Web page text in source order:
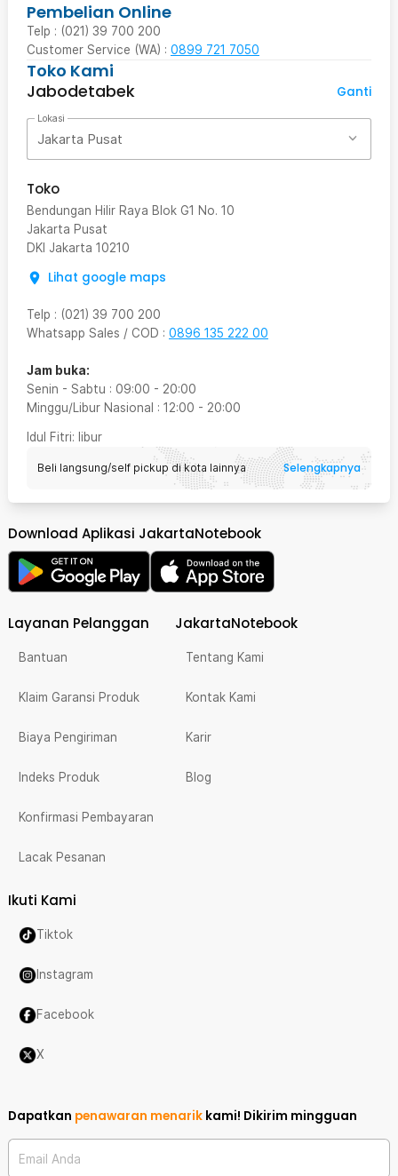
Pembelian Online
Telp : (021) 39 700 200
Customer Service (WA) : 0899 721 7050
Toko Kami
Jabodetabek
Ganti
Lokasi
Jakarta Pusat
Toko
Bendungan Hilir Raya Blok G1 No. 10
Jakarta Pusat
DKI Jakarta 10210
Lihat google maps
Telp : (021) 39 700 200
Whatsapp Sales / COD : 0896 135 222 00
Jam buka:
Senin - Sabtu : 09:00 - 20:00
Minggu/Libur Nasional : 12:00 - 20:00
Idul Fitri: libur
Beli langsung/self pickup di kota lainnya Selengkapnya
Download Aplikasi JakartaNotebook
Layanan Pelanggan
Bantuan
Klaim Garansi Produk
Biaya Pengiriman
Indeks Produk
Konfirmasi Pembayaran
Lacak Pesanan
JakartaNotebook
Tentang Kami
Kontak Kami
Karir
Blog
Ikuti Kami
Tiktok
Instagram
Facebook
X
Dapatkan penawaran menarik kami! Dikirim mingguan
Email Anda